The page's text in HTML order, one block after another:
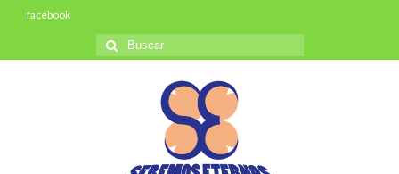
facebook
Buscar
por: